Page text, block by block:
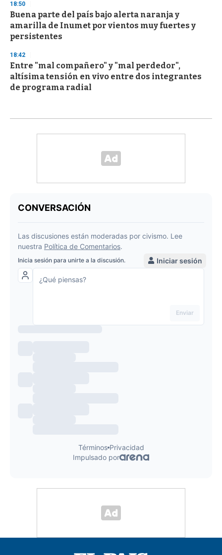
18:50
Buena parte del país bajo alerta naranja y
amarilla de Inumet por vientos muy fuertes y
persistentes
18:42
Entre "mal compañero" y "mal perdedor",
altísima tensión en vivo entre dos integrantes
de programa radial